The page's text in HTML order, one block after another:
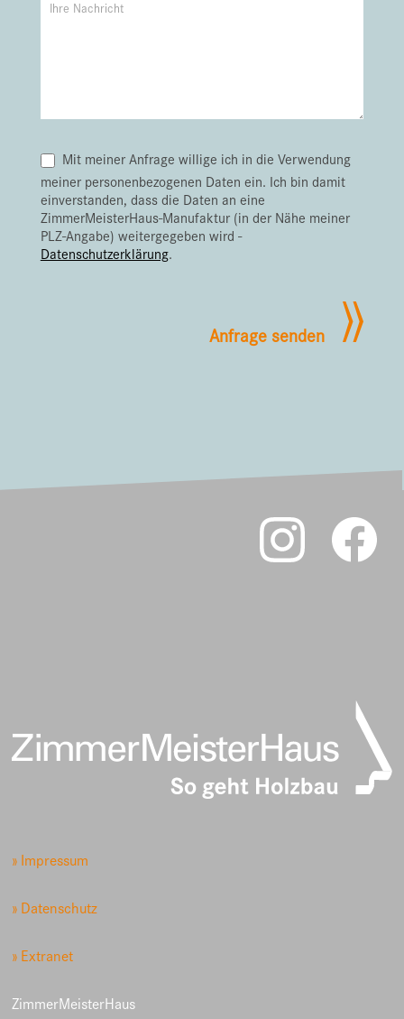
Mit meiner Anfrage willige ich in die Verwendung
meiner personenbezogenen Daten ein. Ich bin damit
einverstanden, dass die Daten an eine
ZimmerMeisterHaus-Manufaktur (in der Nähe meiner
PLZ-Angabe) weitergegeben wird -
Datenschutzerklärung.
Anfrage senden
» Impressum
» Datenschutz
» Extranet
ZimmerMeisterHaus